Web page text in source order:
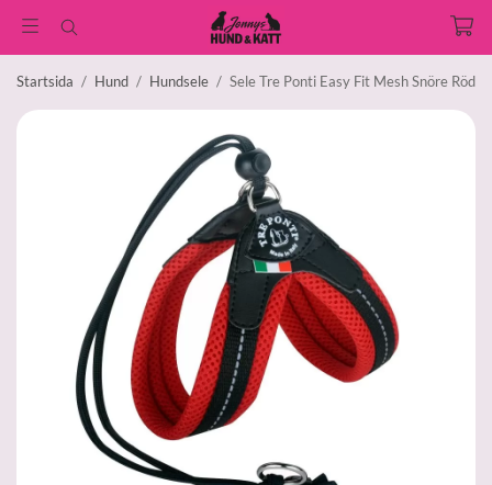
Startsida / Hund / Hundsele / Sele Tre Ponti Easy Fit Mesh Snöre Röd